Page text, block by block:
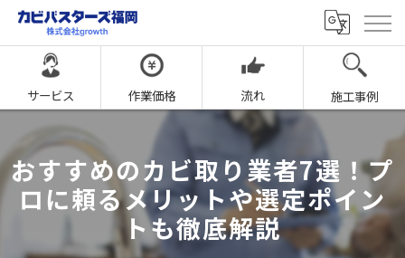
サービス 作業価格 流れ 施工事例
おすすめのカビ取り業者7選！プ
ロに頼るメリットや選定ポイン
トも徹底解説